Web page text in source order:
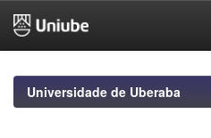
navigationUniversidade de Uberaba